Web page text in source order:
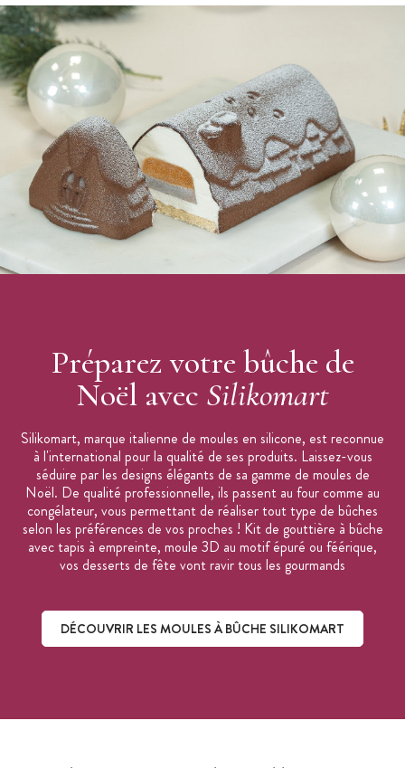
Caractéristiques du kit :
Kit composé de :
1 Moule à Bûche Silicone
x H 7 cm
Volume : 1,3L (1300ml)
Nombre de parts : 8 à 9 parts (comptez environ 3 cm
par personne)
1 Tapis Décor Bûche
Dimension du Tapis décor : 25 x 18,5 cm Épaisseur :
3 mm
Motif : Tablette de Chocolat
Cuisson au four jusqu'à 230°C
Congélation jusqu'à -70°C
SilikoMart Professional
Préparez votre bûche de
Noël avec Silikomart
Silikomart, marque italienne de moules en silicone, est reconnue
à l'international pour la qualité de ses produits. Laissez-vous
séduire par les designs élégants de sa gamme de moules de
Noël. De qualité professionnelle, ils passent au four comme au
congélateur, vous permettant de réaliser tout type de bûches
selon les préférences de vos proches ! Kit de gouttière à bûche
avec tapis à empreinte, moule 3D au motif épuré ou féérique,
vos desserts de fête vont ravir tous les gourmands
DÉCOUVRIR LES MOULES À BÛCHE SILIKOMART